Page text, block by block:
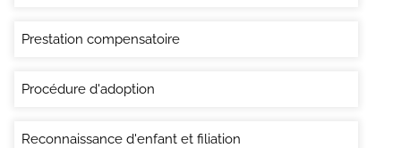
Prestation compensatoire
Procédure d'adoption
Reconnaissance d'enfant et filiation